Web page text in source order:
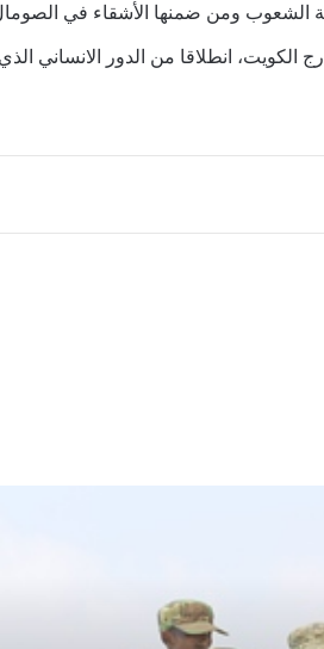
الشعوب ومن ضمنها الأشقاء في
الكويت، انطلاقا من الدور الانساني